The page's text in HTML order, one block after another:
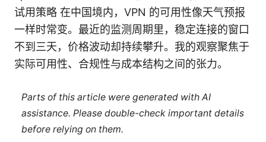
试用策略 在中国境内，VPN 的可用性像天气预报
一样时常变。最近的监测周期里，稳定连接的窗口
不到三天，价格波动却持续攀升。我的观察聚焦于
实际可用性、合规性与成本结构之间的张力。
Parts of this article were generated with AI
assistance. Please double-check important details
before relying on them.